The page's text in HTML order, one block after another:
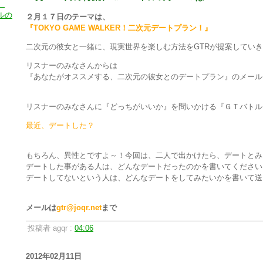
の
２月１７日のテーマは、
『TOKYO GAME WALKER！二次元デートプラン！』
二次元の彼女と一緒に、現実世界を楽しむ方法をGTRが提案してい
リスナーのみなさんからは
『あなたがオススメする、二次元の彼女とのデートプラン』のメー
リスナーのみなさんに『どっちがいいか』を問いかける『ＧＴバト
最近、デートした？
もちろん、異性とですよ～！今回は、二人で出かけたら、デートと
デートした事がある人は、どんなデートだったのかを書いてくださ
デートしてないという人は、どんなデートをしてみたいかを書いて
メールはgtr@joqr.netまで
投稿者 agqr : 04:06
2012年02月11日